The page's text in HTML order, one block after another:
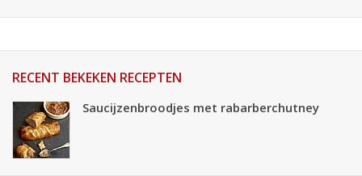
RECENT BEKEKEN RECEPTEN
Saucijzenbroodjes met rabarberchutney